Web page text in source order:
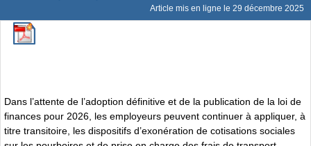
Article mis en ligne le 29 décembre 2025
Dans l’attente de l’adoption définitive et de la publication de la loi de
finances pour 2026, les employeurs peuvent continuer à appliquer, à
titre transitoire, les dispositifs d’exonération de cotisations sociales